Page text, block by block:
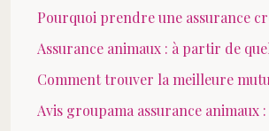
Pourquoi prendre une assurance
Assurance animaux : à partir de
Comment trouver la meilleure
Avis groupama assurance